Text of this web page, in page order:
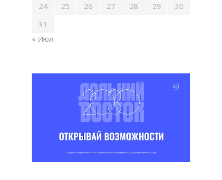
24
25 26 27 28 29
30
31
« Июл